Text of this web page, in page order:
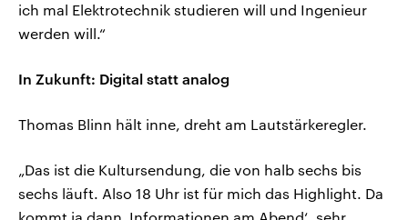
ich mal Elektrotechnik studieren will und Ingenieur
werden will.“
In Zukunft: Digital statt analog
Thomas Blinn hält inne, dreht am Lautstärkeregler.
„Das ist die Kultursendung, die von halb sechs bis
sechs läuft. Also 18 Uhr ist für mich das Highlight. Da